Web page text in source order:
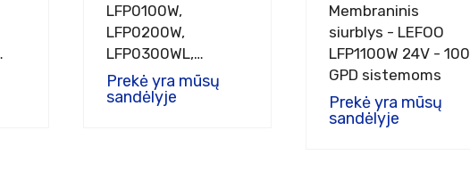
LFP0100W,
LFP0200W,
LFP0300WL,
FP0400.2W 12V
sistemoms
Prekė yra mūsų
sandėlyje
Membraninis
siurblys - LEFOO
LFP1100W 24V - 100
GPD sistemoms
Prekė yra mūsų
sandėlyje